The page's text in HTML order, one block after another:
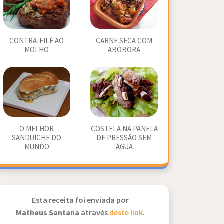
CONTRA-FILÉ AO
MOLHO
CARNE SECA COM
ABÓBORA
O MELHOR
SANDUÍCHE DO
MUNDO
COSTELA NA PANELA
DE PRESSÃO SEM
ÁGUA
Esta receita foi enviada por
Matheus Santana atravésdeste link.